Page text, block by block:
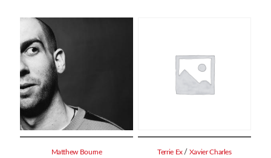
Matthew Bourne Terrie Ex / Xavier Charles